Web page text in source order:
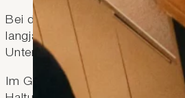
Bei der vierten Ausgabe von
langjährige Führungskraft im
Unternehmerfamilie sowie
Im Gespräch gewährte sie